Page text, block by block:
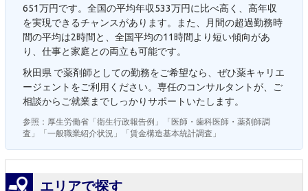
651万円です。全国の平均年収533万円に比べ高く、高年収
を実現できるチャンスがあります。また、月間の超過勤務時
間の平均は2時間と、全国平均の11時間より短い傾向があ
り、仕事と家庭との両立も可能です。
秋田県 で薬剤師としての勤務をご希望なら、ぜひ薬キャリエ
ージェントをご利用ください。専任のコンサルタントが、ご
相談からご就業までしっかりサポートいたします。
参照：厚生労働省「衛生行政報告例」「医師・歯科医師・薬剤師調
査」「一般職業紹介状況」「賃金構造基本統計調査」
エリアで探す